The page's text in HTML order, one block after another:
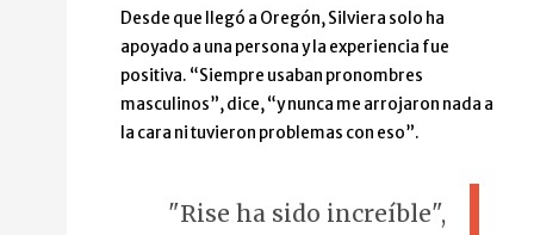
Desde que llegó a Oregón, Silviera solo ha
apoyado a una persona y la experiencia fue
positiva. “Siempre usaban pronombres
masculinos”, dice, “y nunca me arrojaron nada a
la cara ni tuvieron problemas con eso”.
"Rise ha sido increíble",